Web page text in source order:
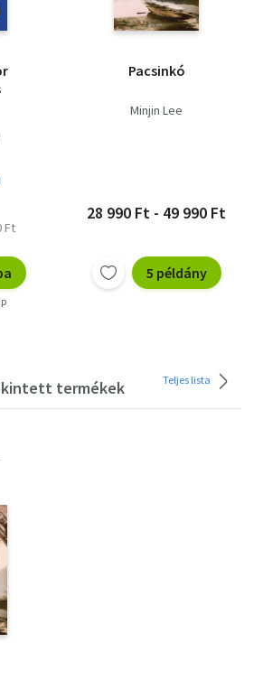
Ft
Pacsinkó
Minjin Lee
28 990 Ft - 49 990 Ft
5 példány
termékek Teljes lista